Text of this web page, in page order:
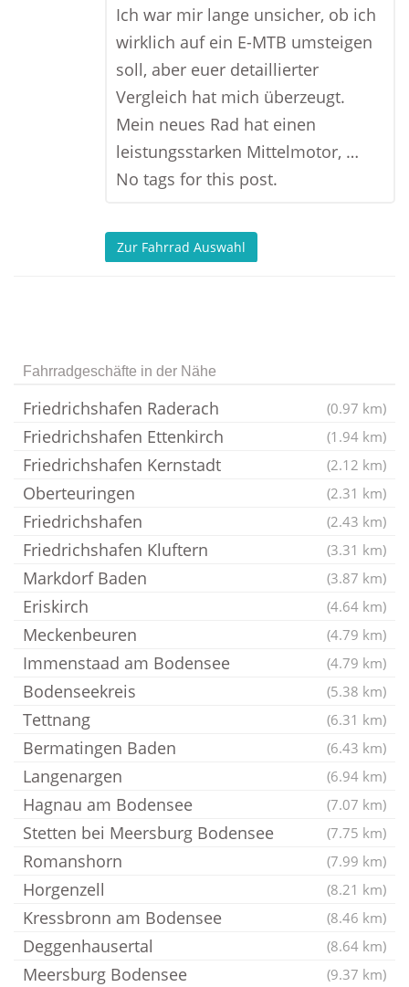
Ich war mir lange unsicher, ob ich
wirklich auf ein E-MTB umsteigen
soll, aber euer detaillierter
Vergleich hat mich überzeugt.
Mein neues Rad hat einen
leistungsstarken Mittelmotor, …
No tags for this post.
Zur Fahrrad Auswahl
Fahrradgeschäfte in der Nähe
Friedrichshafen Raderach (0.97 km)
Friedrichshafen Ettenkirch (1.94 km)
Friedrichshafen Kernstadt (2.12 km)
Oberteuringen (2.31 km)
Friedrichshafen (2.43 km)
Friedrichshafen Kluftern (3.31 km)
Markdorf Baden (3.87 km)
Eriskirch (4.64 km)
Meckenbeuren (4.79 km)
Immenstaad am Bodensee (4.79 km)
Bodenseekreis (5.38 km)
Tettnang (6.31 km)
Bermatingen Baden (6.43 km)
Langenargen (6.94 km)
Hagnau am Bodensee (7.07 km)
Stetten bei Meersburg Bodensee (7.75 km)
Romanshorn (7.99 km)
Horgenzell (8.21 km)
Kressbronn am Bodensee (8.46 km)
Deggenhausertal (8.64 km)
Meersburg Bodensee (9.37 km)